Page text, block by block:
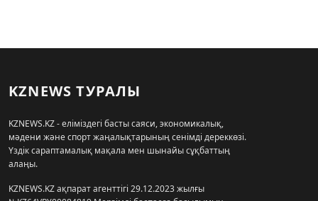
KZNEWS ТУРАЛЫ
KZNEWS.KZ - еліміздегі басты саяси, экономикалық,
мәдени және спорт жаңалықтарының сенімді дереккөзі.
Үздік сараптамалық мақала мен шынайы сұқбаттың
алаңы.
KZNEWS.KZ ақпарат агенттігі 29.12.2023 жылғы